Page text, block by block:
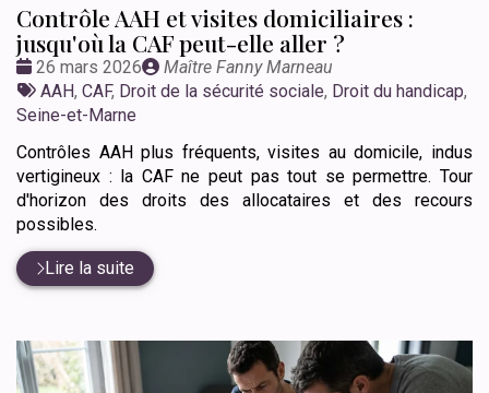
Contrôle AAH et visites domiciliaires :
jusqu'où la CAF peut-elle aller ?
Date
:
26 mars 2026
Publié
par
Maître Fanny Marneau
Tags
:
AAH, CAF, Droit de la sécurité sociale, Droit du handicap,
Seine-et-Marne
Contrôles AAH plus fréquents, visites au domicile, indus
vertigineux : la CAF ne peut pas tout se permettre. Tour
d'horizon des droits des allocataires et des recours
possibles.
Lire la suite